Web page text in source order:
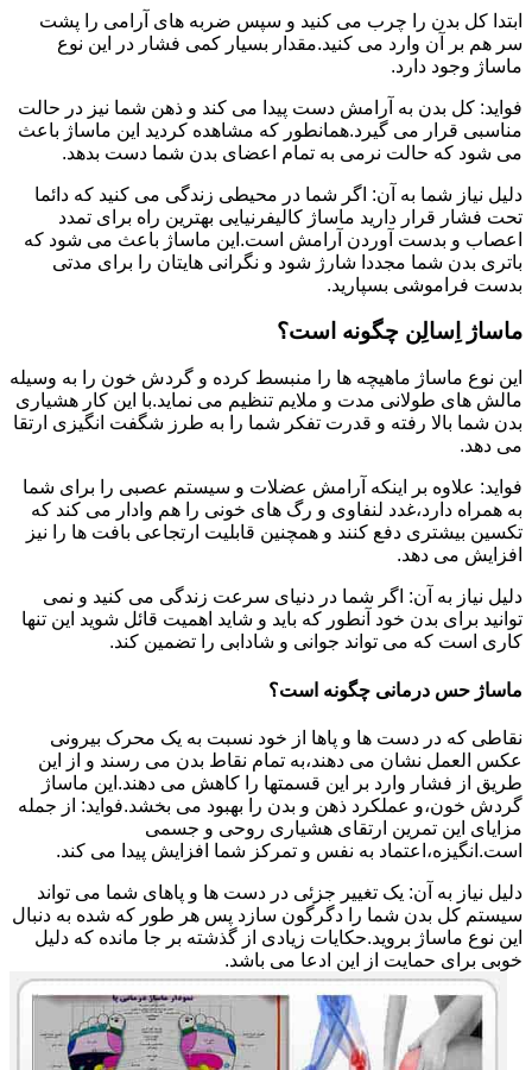
ابتدا کل بدن را چرب می کنید و سپس ضربه های آرامی را پشت
سر هم بر آن وارد می کنید.مقدار بسیار کمی فشار در این نوع
ماساژ وجود دارد.
فواید: کل بدن به آرامش دست پیدا می کند و ذهن شما نیز در حالت
مناسبی قرار می گیرد.همانطور که مشاهده کردید این ماساژ باعث
می شود که حالت نرمی به تمام اعضای بدن شما دست بدهد.
دلیل نیاز شما به آن: اگر شما در محیطی زندگی می کنید که دائما
تحت فشار قرار دارید ماساژ کالیفرنیایی بهترین راه برای تمدد
اعصاب و بدست آوردن آرامش است.این ماساژ باعث می شود که
باتری بدن شما مجددا شارژ شود و نگرانی هایتان را برای مدتی
بدست فراموشی بسپارید.
ماساژ اِسالِن چگونه است؟
این نوع ماساژ ماهیچه ها را منبسط کرده و گردش خون را به وسیله
مالش های طولانی مدت و ملایم تنظیم می نماید.با این کار هشیاری
بدن شما بالا رفته و قدرت تفکر شما را به طرز شگفت انگیزی ارتقا
می دهد.
فواید: علاوه بر اینکه آرامش عضلات و سیستم عصبی را برای شما
به همراه دارد،غدد لنفاوی و رگ های خونی را هم وادار می کند که
تکسین بیشتری دفع کنند و همچنین قابلیت ارتجاعی بافت ها را نیز
افزایش می دهد.
دلیل نیاز به آن: اگر شما در دنیای سرعت زندگی می کنید و نمی
توانید برای بدن خود آنطور که باید و شاید اهمیت قائل شوید این تنها
کاری است که می تواند جوانی و شادابی را تضمین کند.
ماساژ حس درمانی چگونه است؟
نقاطی که در دست ها و پاها از خود نسبت به یک محرک بیرونی
عکس العمل نشان می دهند،به تمام نقاط بدن می رسند و از این
طریق از فشار وارد بر این قسمتها را کاهش می دهند.این ماساژ
گردش خون،و عملکرد ذهن و بدن را بهبود می بخشد.فواید: از جمله
مزایای این تمرین ارتقای هشیاری روحی و جسمی
است.انگیزه،اعتماد به نفس و تمرکز شما افزایش پیدا می کند.
دلیل نیاز به آن: یک تغییر جزئی در دست ها و پاهای شما می تواند
سیستم کل بدن شما را دگرگون سازد پس هر طور که شده به دنبال
این نوع ماساژ بروید.حکایات زیادی از گذشته بر جا مانده که دلیل
خوبی برای حمایت از این ادعا می باشد.